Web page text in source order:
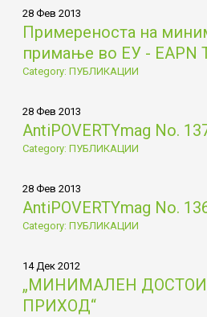
28 Фев 2013
Примереностa на
примање во ЕУ -
Category: ПУБЛИКАЦИИ
28 Фев 2013
AntiPOVERTYmag No.
Category: ПУБЛИКАЦИИ
28 Фев 2013
AntiPOVERTYmag No.
Category: ПУБЛИКАЦИИ
14 Дек 2012
„МИНИМАЛЕН
ПРИХОД“